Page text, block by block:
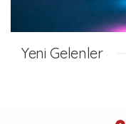
Yeni Gelenler